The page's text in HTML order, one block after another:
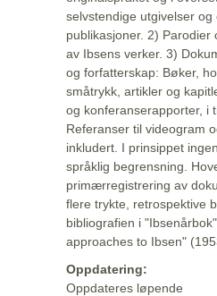
selvstendige utgivelser og
publikasjoner. 2) Parodier
av Ibsens verker. 3)
og forfatterskap: Bøker,
småtrykk, artikler og
og konferanserapporter, i
Referanser til videogram
inkludert. I prinsippet
språklig begrensning.
primærregistrering av
flere trykte, retrospektive
bibliografien i
approaches to Ibsen"
Oppdatering:
Oppdateres løpende